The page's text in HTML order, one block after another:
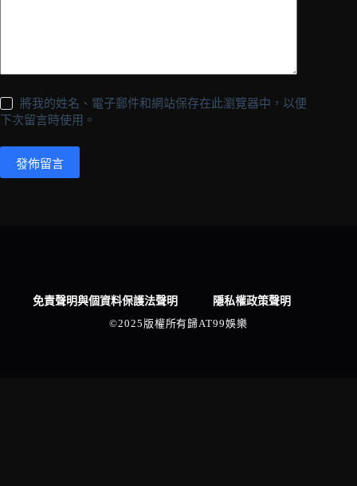
將我的姓名、電子郵件和網站保存在此瀏覽器中，以便
下次留言時使用。
發佈留言
免責聲明與個資料保護法聲明
隱私權政策聲明
©2025版權所有歸AT99娛樂